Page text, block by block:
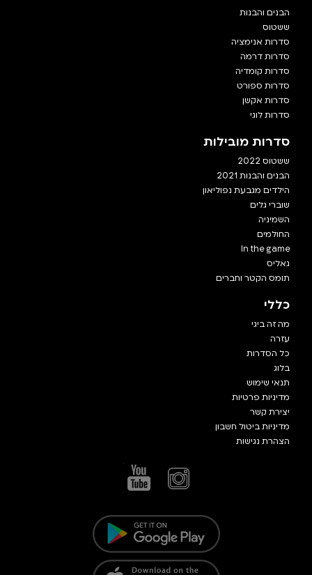
הבנים והבנות
ששטוס
סדרות אנימציה
סדרות דרמה
סדרות קומדיה
סדרות ספורט
סדרות אקשן
סדרות לוגי
סדרות מובילות
ששטוס 2022
הבנים והבנות 2021
הילדים מגבעת נפוליאון
שוברי גלים
השמיניה
החולמים
In the game
גאליס
תומס הקטר וחברים
כללי
מה זה ביגי
עזרה
כל הסדרות
בלוג
תנאי שימוש
מדיניות פרטיות
יצירת קשר
מדיניות ביטול חשבון
הצהרת נגישות